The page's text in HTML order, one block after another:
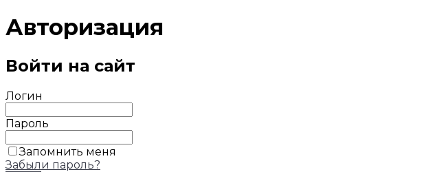
Авторизация
Войти на сайт
Логин
Пароль
Запомнить меня
Забыли пароль?